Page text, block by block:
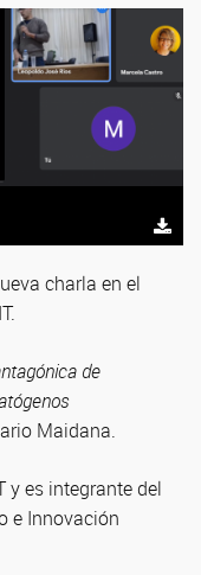
charla en el
de
Maidana.
y es integrante del
e Innovación